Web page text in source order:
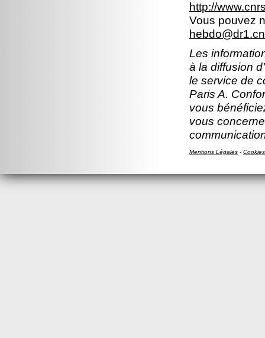
http://
Vous pouvez
Les
à la diffusion
le service de
Paris A.
vous
vous
Mentions Légales - Cookies